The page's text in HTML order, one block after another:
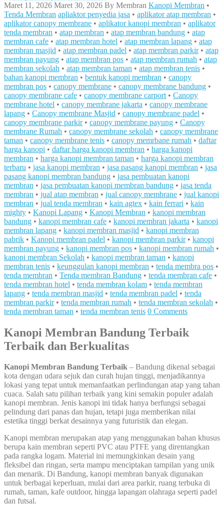
Maret 11, 2026 Maret 30, 2026 By Membran Kanopi Membran •
Tenda Membran apliaktor penyedia jasa • aplikator atap membran •
aplikator canopy membrane • aplikator kanopi membran • aplikator
tenda membran • atap membran • atap membran bandung • atap
membran cafe • atap membran hotel • atap membran lapang • atap
membran masjid • atap membran padel • atap membran parkir• atap
membran payung • atap membran pos • atap membran rumah • atap
membran sekolah • atap membran taman • atap membran tenis •
bahan kanopi membran • bentuk kanopi membran • canopy
membran pos • canopy membrane • canopy membrane bandung •
canopy membrane cafe • canopy membrane carport • Canopy
membrane hotel • canopy membrane jakarta • canopy membrane
lapang • Canopy membrane Masjid • canopy membrane padel •
canopy membrane parkir• canopy membrane payung • Canopy
membrane Rumah • canopy membrane sekolah • canopy membrane
taman • canopy membrane tenis • canopy memrbane rumah • daftar
harga kanopi • daftar harga kanopi membran • harga kanopi
membran • harga kanopi membran taman • harga kanopi membran
terbaru • jasa kanopi membran • jasa pasang kanopi membran • jasa
pasang kanopi membran bandung • jasa pembuatan kanopi
membran • jasa pembuatan kanopi membran bandung • jasa tenda
membran • jual atap membran • jual canopy membrane • jual kanopi
membran • jual tenda membran • kain agtex • kain ferrari • kain
mighty • Kanopi Lapang • Kanopi Membran • kanopi membran
bandung • kanopi membran cafe • kanopi membran jakarta • kanopi
membran lapang • kanopi membran masjid • kanopi membran
pabrik • Kanopi membran padel • kanopi membran parkir• kanopi
membran payung • kanopi membran pos • kanopi membran rumah •
kanopi membran Sekolah • kanopi membran taman • kanopi
membran tenis • keunggulan kanopi membran • tenda membra pos •
tenda membran • Tenda membran Bandung • tenda membran cafe •
tenda membran hotel • tenda membran kolam • tenda membran
lapang • tenda membran masjid • tenda membran padel • tenda
membran parkir• tenda membran rumah • tenda membran sekolah •
tenda membran taman • tenda membran tenis 0 Comments
Kanopi Membran Bandung Terbaik
Terbaik dan Berkualitas
Kanopi Membran Bandung Terbaik – Bandung dikenal sebagai
kota dengan udara sejuk dan curah hujan tinggi, menjadikannya
lokasi yang tepat untuk memanfaatkan perlindungan atap yang tahan
cuaca. Salah satu pilihan terbaik yang kini semakin populer adalah
kanopi membran. Jenis kanopi ini tidak hanya berfungsi sebagai
pelindung dari panas dan hujan, tetapi juga memberikan nilai
estetika tinggi berkat desainnya yang futuristik dan elegan.
Kanopi membran merupakan atap yang menggunakan bahan khusus
berupa kain membran seperti PVC atau PTFE yang direntangkan
pada rangka logam. Material ini memungkinkan desain yang
fleksibel dan ringan, serta mampu menciptakan tampilan yang unik
dan menarik. Di Bandung, kanopi membran banyak digunakan
untuk berbagai keperluan, mulai dari area parkir, ruang terbuka di
rumah, taman, kafe outdoor, hingga lapangan olahraga seperti padel
dan futsal.